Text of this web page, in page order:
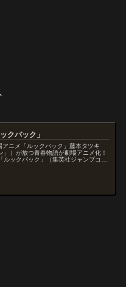
クバック」
ニメ「ルックバック」藤本タツキ
」）が放つ青春物語が劇場アニメ化！
ルックバック」（集英社ジャンプコミ